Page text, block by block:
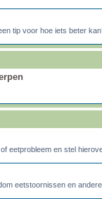
tip voor hoe iets beter
eetprobleem en stel
eetstoornissen en